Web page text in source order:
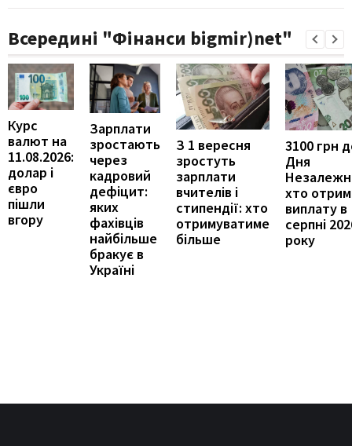
Всередині "Фінанси bigmir)net"
Курс
валют на
11.08.2026:
долар і
євро
пішли
вгору
Зарплати
зростають
через
кадровий
дефіцит:
яких
фахівців
найбільше
бракує в
Україні
З 1 вересня
зростуть
зарплати
вчителів і
стипендії: хто
отримуватиме
більше
3100 грн
Дня
хто
виплату в
серпні
року